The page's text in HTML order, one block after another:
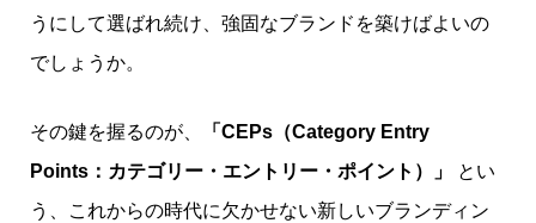
うにして選ばれ続け、強固なブランドを築けばよいの
でしょうか。
その鍵を握るのが、
「CEPs（Category Entry
Points：カテゴリー・エントリー・ポイント）」
とい
う、これからの時代に欠かせない新しいブランディン